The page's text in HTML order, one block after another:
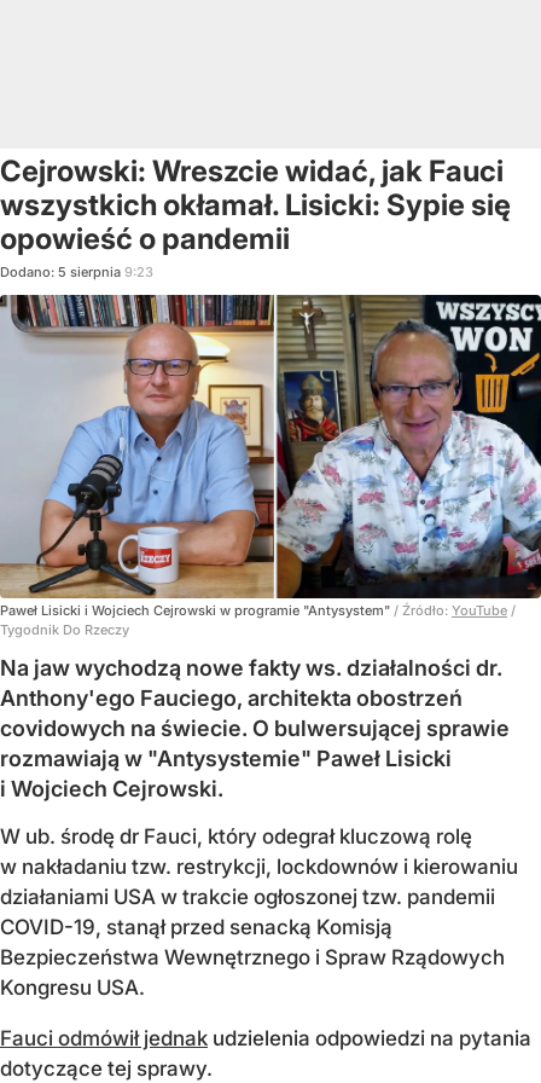
Cejrowski: Wreszcie widać, jak Fauci
wszystkich okłamał. Lisicki: Sypie się
opowieść o pandemii
Dodano: 5 sierpnia 9:23
Paweł Lisicki i Wojciech Cejrowski w programie "Antysystem" / Źródło: YouTube /
Tygodnik Do Rzeczy
Na jaw wychodzą nowe fakty ws. działalności dr.
Anthony'ego Fauciego, architekta obostrzeń
covidowych na świecie. O bulwersującej sprawie
rozmawiają w "Antysystemie" Paweł Lisicki
i Wojciech Cejrowski.
W ub. środę dr Fauci, który odegrał kluczową rolę
w nakładaniu tzw. restrykcji, lockdownów i kierowaniu
działaniami USA w trakcie ogłoszonej tzw. pandemii
COVID-19, stanął przed senacką Komisją
Bezpieczeństwa Wewnętrznego i Spraw Rządowych
Kongresu USA.
Fauci odmówił jednak udzielenia odpowiedzi na pytania
dotyczące tej sprawy.